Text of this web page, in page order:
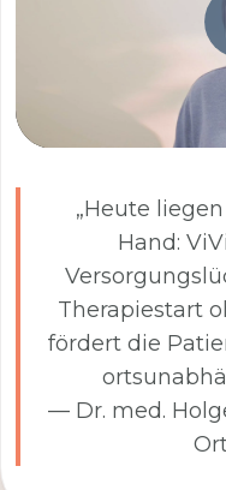
„Heute
Hand:
Therapiestart
fördert die
— Dr. med.